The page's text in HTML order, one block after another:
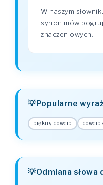
W naszym
synonimów
znaczeniowych.
Popularne
piękny dowcip
Odmiana słowa